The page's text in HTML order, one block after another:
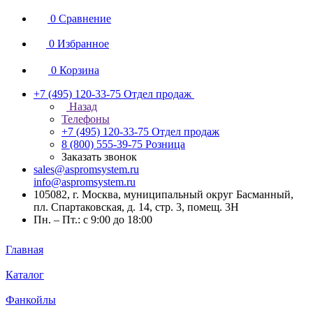
0 Сравнение
0 Избранное
0 Корзина
+7 (495) 120-33-75 Отдел продаж
Назад
Телефоны
+7 (495) 120-33-75 Отдел продаж
8 (800) 555-39-75 Розница
Заказать звонок
sales@aspromsystem.ru
info@aspromsystem.ru
105082, г. Москва, муниципальный округ Басманный,
пл. Спартаковская, д. 14, стр. 3, помещ. 3Н
Пн. – Пт.: с 9:00 до 18:00
Главная
Каталог
Фанкойлы